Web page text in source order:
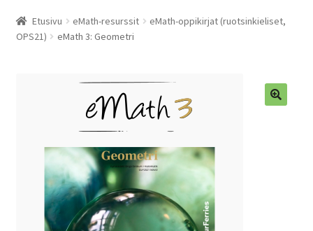
Ostoskori
Etusivu eMath-resurssit
eMath-oppikirjat (ruotsinkieliset,
OPS21)
eMath 3: Geometri